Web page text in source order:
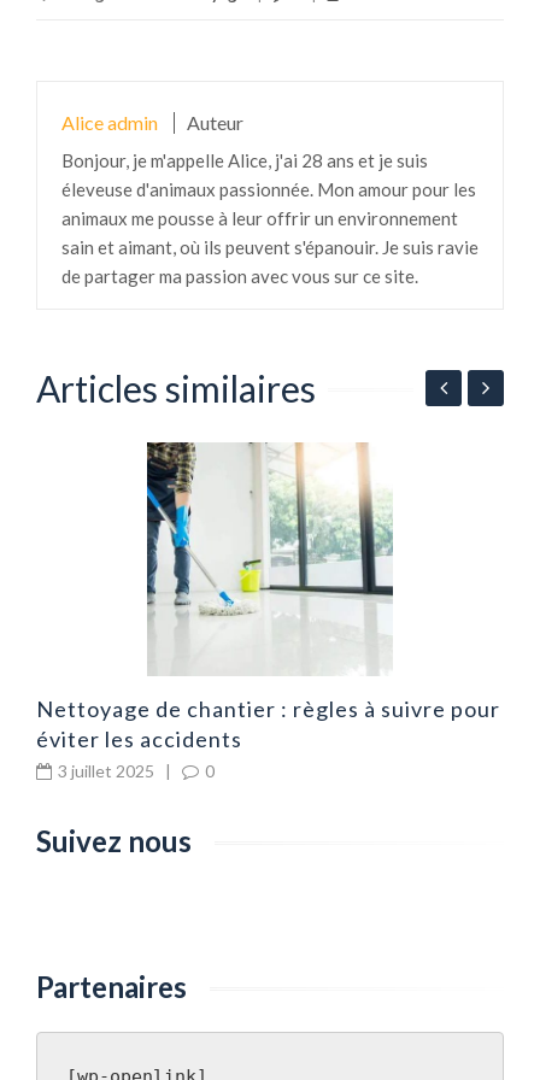
Alice admin Auteur
Bonjour, je m'appelle Alice, j'ai 28 ans et je suis
éleveuse d'animaux passionnée. Mon amour pour les
animaux me pousse à leur offrir un environnement
sain et aimant, où ils peuvent s'épanouir. Je suis ravie
de partager ma passion avec vous sur ce site.
Articles similaires
Nettoyage de chantier : règles à suivre pour
éviter les accidents
3 juillet 2025 | 0
Suivez nous
Partenaires